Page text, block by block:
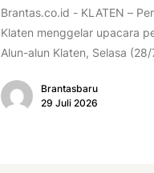
Brantas.co.id - KLATEN –
Klaten menggelar upacara
Alun-alun Klaten, Selasa
Brantasbaru
29 Juli 2026